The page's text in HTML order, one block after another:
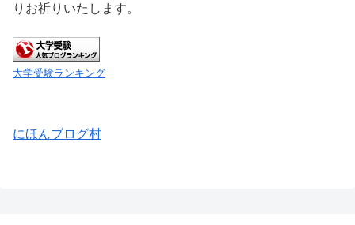
りお祈りいたします。
大学受験ランキング
にほんブログ村